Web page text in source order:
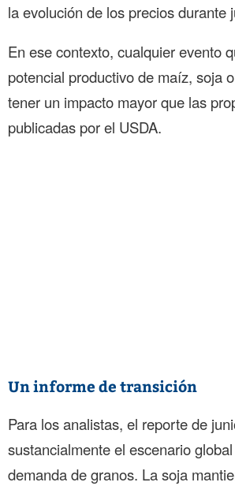
la evolución de los precios durante
En ese contexto, cualquier evento
potencial productivo de maíz, soja
tener un impacto mayor que las
publicadas por el USDA.
Un informe de transición
Para los analistas, el reporte de
sustancialmente el escenario
demanda de granos. La soja